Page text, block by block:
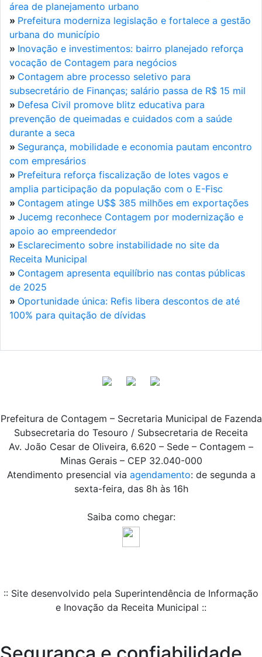
área de planejamento urbano
» Prefeitura moderniza legislação e fortalece a gestão
urbana do município
» Inovação e investimentos: bairro planejado reforça
vocação de Contagem para negócios
» Contagem abre processo seletivo para
subsecretário de Finanças; salário passa de R$ 15 mil
» Defesa Civil promove blitz educativa para
prevenção de queimadas e cuidados com a saúde
durante a seca
» Segurança, mobilidade e economia pautam encontro
com empresários
» Prefeitura reforça fiscalização de lotes vagos e
amplia participação da população com o E-Fisc
» Contagem atinge U$$ 385 milhões em exportações
» Jucemg reconhece Contagem por modernização e
apoio ao empreendedor
» Esclarecimento sobre instabilidade no site da
Receita Municipal
» Contagem apresenta equilíbrio nas contas públicas
de 2025
» Oportunidade única: Refis libera descontos de até
100% para quitação de dívidas
Prefeitura de Contagem – Secretaria Municipal de Fazenda
Subsecretaria do Tesouro / Subsecretaria de Receita
Av. João Cesar de Oliveira, 6.620 – Sede – Contagem –
Minas Gerais – CEP 32.040-000
Atendimento presencial via agendamento: de segunda a
sexta-feira, das 8h às 16h
Saiba como chegar:
:: Site desenvolvido pela Superintendência de Informação
e Inovação da Receita Municipal ::